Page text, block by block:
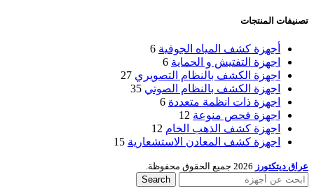
تصنيفات المنتجات
أجهزة كشف المياه الجوفية 6
اجهزة التفتيش و الحماية 6
اجهزة الكشف بالنظام التصويري 27
اجهزة الكشف بالنظام الصوتي 35
اجهزة ذات انظمة متعددة 6
اجهزة فحص منوعة 12
اجهزة كشف الذهب الخام 12
اجهزة كشف المعادن الاستشعارية 15
عراق ديتكتورز 2026 جميع الحقوق محفوظة.
Search